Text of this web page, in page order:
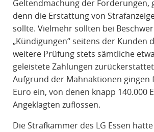
Geltendmachung der Forderungen,
denn die Erstattung von
sollte. Vielmehr sollten bei
„Kündigungen“ seitens der Kunden
weitere Prüfung stets sämtliche
geleistete Zahlungen
Aufgrund der Mahnaktionen gingen
Euro ein, von denen knapp 140.000
Angeklagten zuflossen.
Die Strafkammer des LG Essen